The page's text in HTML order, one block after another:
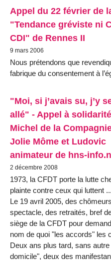
Appel du 22 février de
"Tendance gréviste ni
CDI" de Rennes II
9 mars 2006
Nous prétendons que
fabrique du consentement à
"Moi, si j’avais su, j’y
allé" - Appel à
Michel de la
Jolie Môme et Ludovic
animateur de hns-
2 décembre 2008
1973, la CFDT porte la lutte
plainte contre ceux qui luttent ...
Le 19 avril 2005, des
spectacle, des retraités, bref
siège de la CFDT pour
nom de quoi "les accords" les
Deux ans plus tard, sans
domicile", deux des